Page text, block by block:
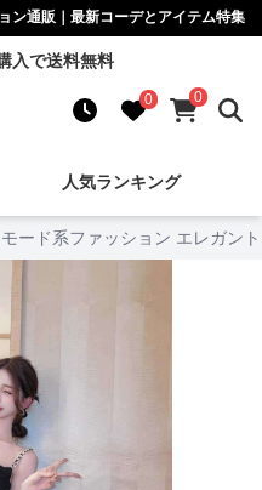
ン通販｜最新コーデとアイテム特集
入で送料無料
0 0
人気ランキング
モード系ファッション エレガン